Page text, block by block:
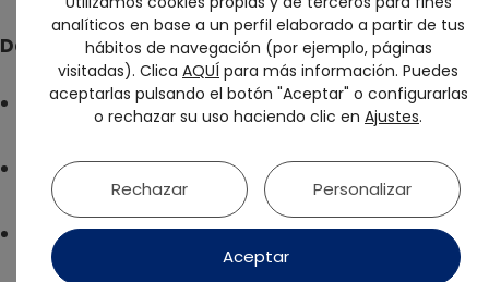
David de Paz
Licenciado en Odontología, 2008-2013,
Máster en Periodoncia Avanzada, 2014-2016,
Universidad Europea de Madrid.
Máster en Odontología Restauradora basado en
las Nuevas Tecnologías, 2018-2020, Universidad
analíticos en base a un perfil elaborado a partir de tus
hábitos de navegación (por ejemplo, páginas
visitadas). Clica AQUÍ para más información. Puedes
aceptarlas pulsando el botón "Aceptar" o configurarlas
o rechazar su uso haciendo clic en Ajustes.
Aceptar
Rechazar Personalizar